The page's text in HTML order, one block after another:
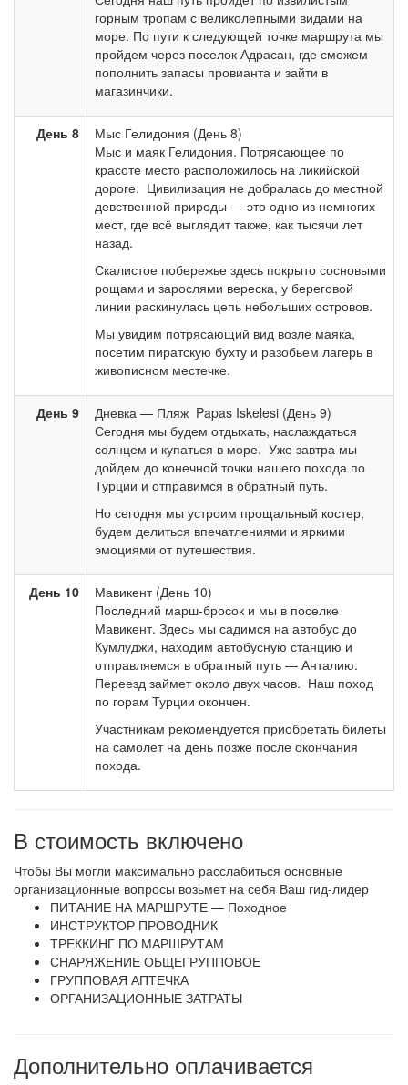
горным тропам с великолепными видами на
море. По пути к следующей точке маршрута мы
пройдем через поселок Адрасан, где сможем
пополнить запасы провианта и зайти в
магазинчики.
День 8
Мыс Гелидония (День 8)
Мыс и маяк Гелидония. Потрясающее по
красоте место расположилось на ликийской
дороге. Цивилизация не добралась до местной
девственной природы — это одно из немногих
мест, где всё выглядит также, как тысячи лет
назад.
Скалистое побережье здесь покрыто сосновыми
рощами и зарослями вереска, у береговой
линии раскинулась цепь небольших островов.
Мы увидим потрясающий вид возле маяка,
посетим пиратскую бухту и разобьем лагерь в
живописном местечке.
День 9
Дневка — Пляж Papas Iskelesi (День 9)
Сегодня мы будем отдыхать, наслаждаться
солнцем и купаться в море. Уже завтра мы
дойдем до конечной точки нашего похода по
Турции и отправимся в обратный путь.
Но сегодня мы устроим прощальный костер,
будем делиться впечатлениями и яркими
эмоциями от путешествия.
День 10
Мавикент (День 10)
Последний марш-бросок и мы в поселке
Мавикент. Здесь мы садимся на автобус до
Кумлуджи, находим автобусную станцию и
отправляемся в обратный путь — Анталию.
Переезд займет около двух часов. Наш поход
по горам Турции окончен.
Участникам рекомендуется приобретать билеты
на самолет на день позже после окончания
похода.
В стоимость включено
Чтобы Вы могли максимально расслабиться основные
организационные вопросы возьмет на себя Ваш гид-лидер
ПИТАНИЕ НА МАРШРУТЕ — Походное
ИНСТРУКТОР ПРОВОДНИК
ТРЕККИНГ ПО МАРШРУТАМ
СНАРЯЖЕНИЕ ОБЩЕГРУППОВОЕ
ГРУППОВАЯ АПТЕЧКА
ОРГАНИЗАЦИОННЫЕ ЗАТРАТЫ
Дополнительно оплачивается